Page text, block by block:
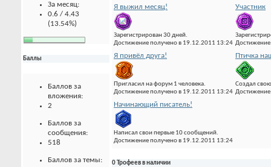
За месяц:
0.6 / 4.43
(13.54%)
Баллы
Баллов за
вложения:
2
Баллов за
сообщения:
518
Баллов за темы:
Я выжил месяц!
Зарегистрирован 30 дней.
Достижение получено в 19.12.2011 13:24
Участник
Я привёл друга!
Пригласил на форум 1 человека.
Достижение получено в 19.12.2011 13:24
Птичка
Создал
Начинающий писатель!
Написал свои первые 10 сообщений.
Достижение получено в 19.12.2011 13:24
0 Трофеев в наличии